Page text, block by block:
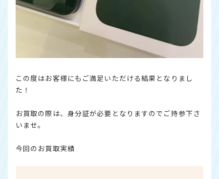
この度はお客様にもご満足いただける結果となりまし
た！
お買取の際は、身分証が必要となりますのでご持参下さ
いませ。
今回のお買取実績